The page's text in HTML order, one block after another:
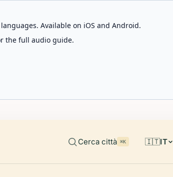
Available on iOS and Android.
the full audio guide.
Cerca città ⌘K 🇮🇹IT